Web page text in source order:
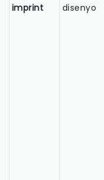
imprint
disenyo